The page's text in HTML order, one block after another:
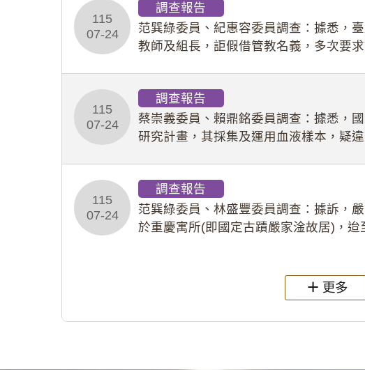
115
07-24
調查報告
范巽綠委員、紀惠容委員調查：據悉，
教師及組長，詎假借管教名義，多次要
115
07-24
調查報告
蔡崇義委員、賴鼎銘委員調查：據悉，
研究計畫，其採集及運用血液樣本，疑
115
07-24
調查報告
范巽綠委員、林盛豐委員調查：據訴，
於重慶寓所(即國定古蹟嚴家淦故居)，
更多